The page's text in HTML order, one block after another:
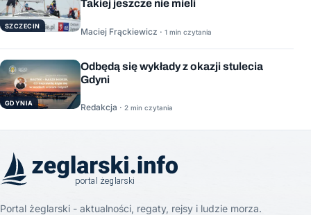
SZCZECIN
Takiej jeszcze nie mieli
Maciej Frąckiewicz · 1 min czytania
GDYNIA
Odbędą się wykłady z okazji stulecia
Gdyni
Redakcja · 2 min czytania
Portal żeglarski - aktualności, regaty, rejsy i ludzie morza.